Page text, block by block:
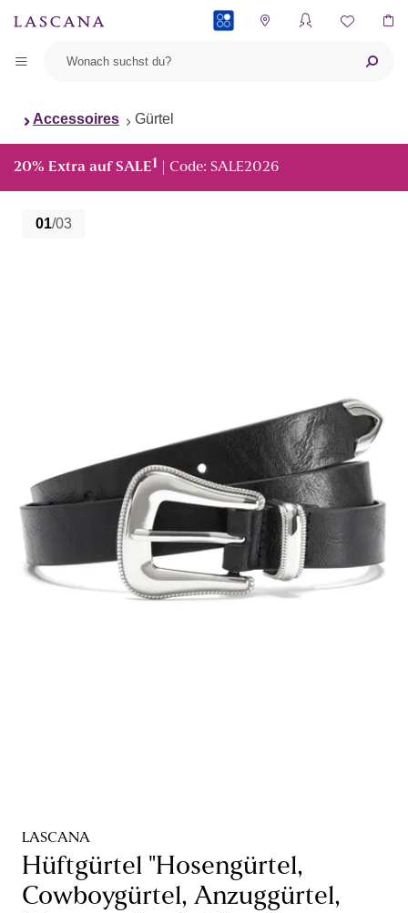
Accessoires Gürtel
20% Extra auf SALE1 | Code: SALE2026
01/03
LASCANA
Hüftgürtel "Hosengürtel,
Cowboygürtel, Anzuggürtel,